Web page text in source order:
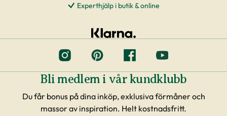
Experthjälp i butik & online
Bli medlem i vår kundklubb
Du får bonus på dina inköp, exklusiva förmåner och
massor av inspiration. Helt kostnadsfritt.